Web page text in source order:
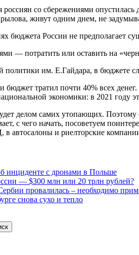
россиян со сбережениями
живут одним днем, не
бюджета России не предполагает
им. Е.Гайдара, в бюджете
бюджет тратил почти 40% всех
экономики: в 2021 году
делом самих утопающих. Поэтому
с чего начать, посоветуем
автосалоны и риелторские
инциденте с дронами в Польше
— $300 млн или 20 трлн рублей?
провалилась – необходимо
снова сухо и тепло